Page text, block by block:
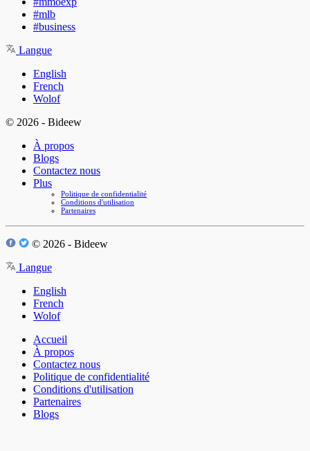
#mlb
#business
Langue
English
French
Wolof
© 2026 - Bideew
À propos
Blogs
Contactez nous
Plus
Politique de confidentialité
Conditions d'utilisation
Partenaires
© 2026 - Bideew
Langue
English
French
Wolof
Accueil
À propos
Contactez nous
Politique de confidentialité
Conditions d'utilisation
Partenaires
Blogs